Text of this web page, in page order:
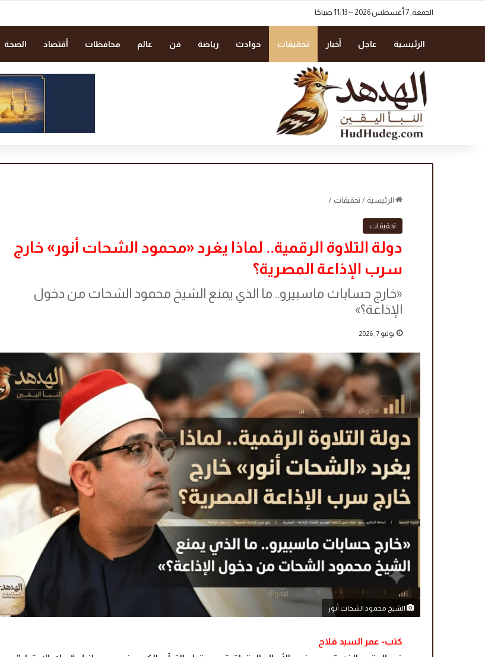
الجمعة, 7 أغسطس 2026 -- 11:13 صباحًا
الرئيسية عاجل أخبار تحقيقات حوادث رياضة فن عالم محافظات أقتصاد الصحة
الرئيسية / تحقيقات /
تحقيقات
دولة التلاوة الرقمية.. لماذا يغرد «محمود الشحات أنور» خارج
سرب الإذاعة المصرية؟
«خارج حسابات ماسبيرو.. ما الذي يمنع الشيخ محمود الشحات من دخول
الإذاعة؟»
يوليو 7, 2026
الشيخ محمود الشحات أنور
كتب- عمر السيد فلاح